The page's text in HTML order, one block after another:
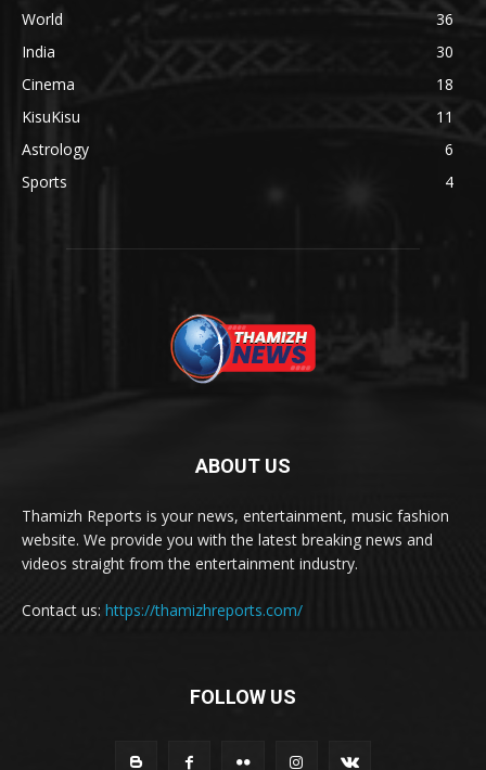
World
36
India
30
Cinema
18
KisuKisu
11
Astrology
6
Sports
4
ABOUT US
Thamizh Reports is your news, entertainment, music fashion
website. We provide you with the latest breaking news and
videos straight from the entertainment industry.
Contact us: https://thamizhreports.com/
FOLLOW US